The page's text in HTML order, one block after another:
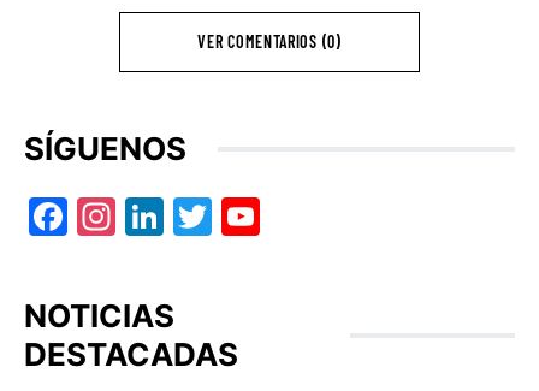
VER COMENTARIOS (0)
SÍGUENOS
Facebook
Instagram
LinkedIn
Twitter
NOTICIAS
DESTACADAS